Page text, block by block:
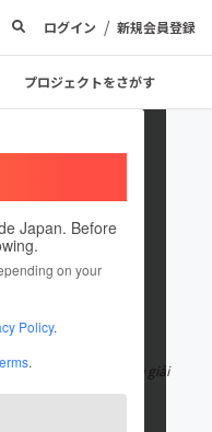
ログイン / 新規会員登録
プロジェクトをさがす
Japan. Before
on your
Policy.
.
phẩm chức năng giúp giải